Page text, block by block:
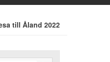
till Åland 2022